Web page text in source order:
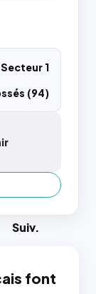
Secteur 1
(94)
Suiv.
font